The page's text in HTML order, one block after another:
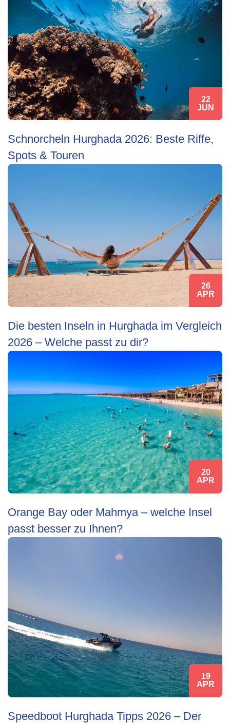
22
JUN
Schnorcheln Hurghada 2026: Beste Riffe,
Spots & Touren
26
APR
Die besten Inseln in Hurghada im Vergleich
2026 – Welche passt zu dir?
20
APR
Orange Bay oder Mahmya – welche Insel
passt besser zu Ihnen?
19
APR
Speedboot Hurghada Tipps 2026 – Der